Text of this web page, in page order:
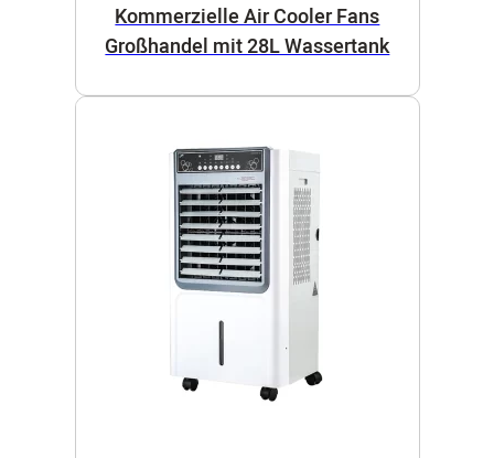
Kommerzielle Air Cooler Fans
Großhandel mit 28L Wassertank